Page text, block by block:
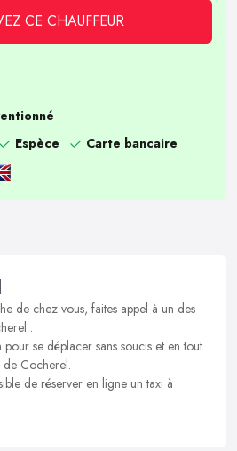
CE CHAUFFEUR
Espèce
Carte bancaire
de chez vous, faites appel à un des
.
pour se déplacer sans soucis et en tout
Cocherel.
de réserver en ligne un taxi à